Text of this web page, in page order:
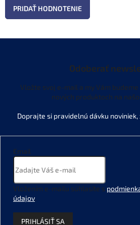
PRIDAŤ HODNOTENIE
Odoberať
Vložte svoj e-mail a my Vám
nových produktoch na
Email
Vložením e-mailu súhlasíte s
údajov.
PRIHLÁSIŤ SA